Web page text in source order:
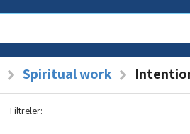
Spiritual work
Filtreler: